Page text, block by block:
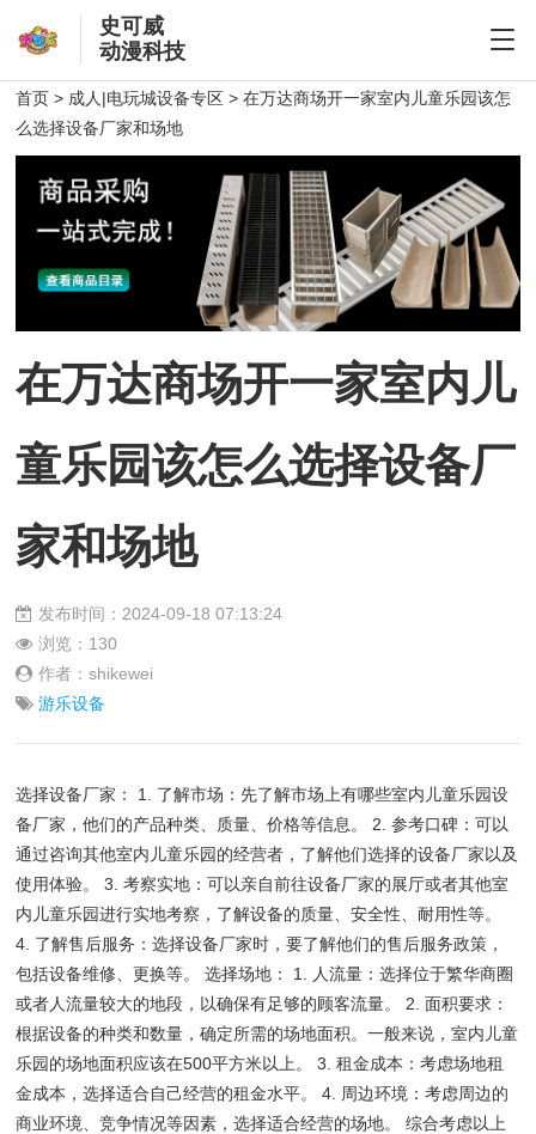
史可威
动漫科技
首页 > 成人|电玩城设备专区 > 在万达商场开一家室内儿童乐园该怎
么选择设备厂家和场地
在万达商场开一家室内儿
童乐园该怎么选择设备厂
家和场地
发布时间：2024-09-18 07:13:24
浏览： 130
作者：shikewei
游乐设备
选择设备厂家： 1. 了解市场：先了解市场上有哪些室内儿童乐园设
备厂家，他们的产品种类、质量、价格等信息。 2. 参考口碑：可以
通过咨询其他室内儿童乐园的经营者，了解他们选择的设备厂家以及
使用体验。 3. 考察实地：可以亲自前往设备厂家的展厅或者其他室
内儿童乐园进行实地考察，了解设备的质量、安全性、耐用性等。
4. 了解售后服务：选择设备厂家时，要了解他们的售后服务政策，
包括设备维修、更换等。 选择场地： 1. 人流量：选择位于繁华商圈
或者人流量较大的地段，以确保有足够的顾客流量。 2. 面积要求：
根据设备的种类和数量，确定所需的场地面积。一般来说，室内儿童
乐园的场地面积应该在500平方米以上。 3. 租金成本：考虑场地租
金成本，选择适合自己经营的租金水平。 4. 周边环境：考虑周边的
商业环境、竞争情况等因素，选择适合经营的场地。 综合考虑以上